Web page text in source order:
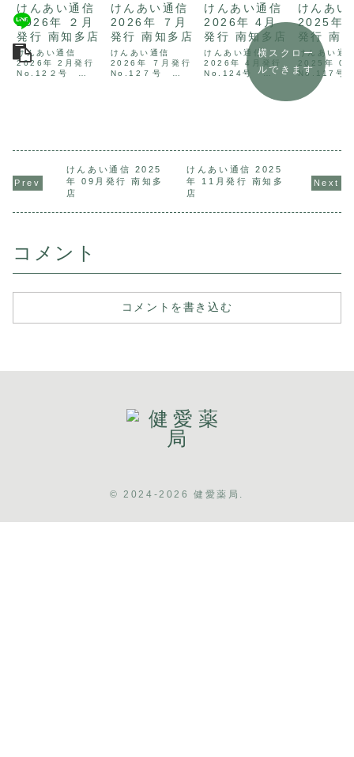
けんあい通信
2026年 ２月
発行 南知多店
けんあい通信
2026年 2月発行
No.12２号
て解説したPDF資
料をご用意いたし
ました。
けんあい通信
2026年 ７月
発行 南知多店
けんあい通信
2026年 ７月発行
No.12７号
いたしました。
けんあい通信
2026年 4月
発行 南知多店
けんあい通信
2026年 4月発行
No.124号
2026年 4月 けん
あい通信 テーマは
映画です。4月版
けんあい
2025年
発行 南
けんあい通
2025年 09
No.117号
年 09月 け
通信 テー
2025年 09
横スクロー
ルできます
けんあい通信 2025
年 09月発行 南知多
店
けんあい通信 2025
年 11月発行 南知多
店
コメント
コメントを書き込む
© 2024-2026 健愛薬局.